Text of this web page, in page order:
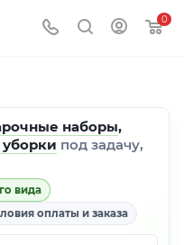
0
наборы,
под задачу,
вида
оплаты и заказа